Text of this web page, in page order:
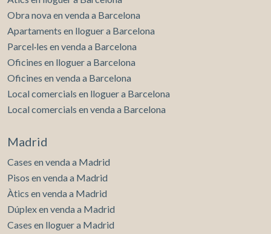
Obra nova en venda a Barcelona
Apartaments en lloguer a Barcelona
Parcel·les en venda a Barcelona
Oficines en lloguer a Barcelona
Oficines en venda a Barcelona
Local comercials en lloguer a Barcelona
Local comercials en venda a Barcelona
Madrid
Cases en venda a Madrid
Pisos en venda a Madrid
Àtics en venda a Madrid
Dúplex en venda a Madrid
Cases en lloguer a Madrid